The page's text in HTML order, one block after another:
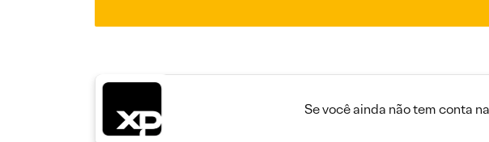
Se você ainda não tem conta